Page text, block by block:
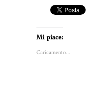
Mi piace:
Caricamento...